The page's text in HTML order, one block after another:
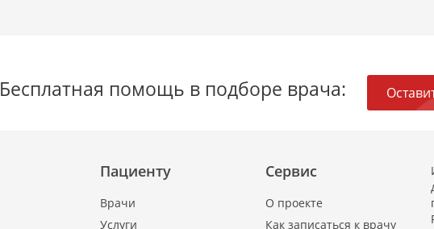
Бесплатная помощь в подборе врача:
Пациенту
Врачи
Услуги
Сервис
О проекте
Как записаться к врачу